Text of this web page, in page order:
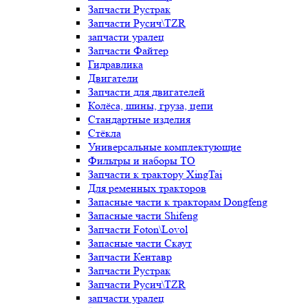
Запчасти Рустрак
Запчасти Русич\TZR
запчасти уралец
Запчасти Файтер
Гидравлика
Двигатели
Запчасти для двигателей
Колёса, шины, груза, цепи
Стандартные изделия
Стёкла
Универсальные комплектующие
Фильтры и наборы ТО
Запчасти к трактору XingTai
Для ременных тракторов
Запасные части к тракторам Dongfeng
Запасные части Shifeng
Запчасти Foton\Lovol
Запасные части Скаут
Запчасти Кентавр
Запчасти Рустрак
Запчасти Русич\TZR
запчасти уралец